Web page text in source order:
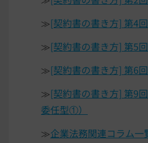
≫[契約書の書き方] 第4
≫[契約書の書き方] 第5
≫[契約書の書き方] 第6
≫[契約書の書き方] 第9
委任型①）
≫企業法務関連コラム一